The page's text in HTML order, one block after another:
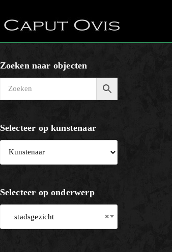
Zoeken naar objecten
Selecteer op kunstenaar
Selecteer op onderwerp
×
stadsgezicht